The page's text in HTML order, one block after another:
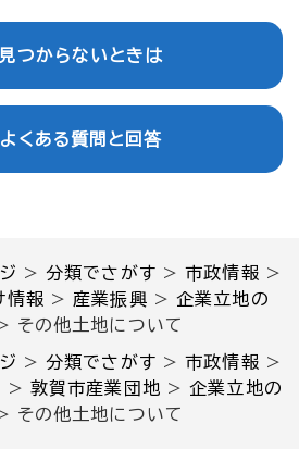
>分類でさがす >市政情報 >
情報 > 産業振興 >企業立地の
その他土地について
>分類でさがす >市政情報 >
> 敦賀市産業団地 >企業立地の
その他土地について
見つからないときは
よくある質問と回答